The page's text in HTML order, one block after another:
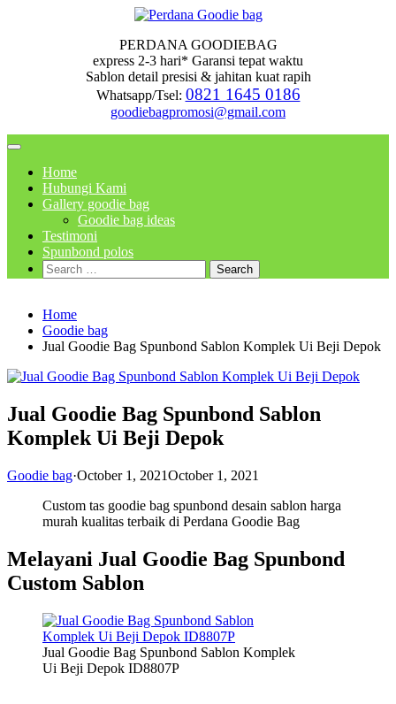
PERDANA GOODIEBAG
express 2-3 hari* Garansi tepat waktu
Sablon detail presisi & jahitan kuat rapih
Whatsapp/Tsel: 0821 1645 0186
goodiebagpromosi@gmail.com
Home
Hubungi Kami
Gallery goodie bag
Goodie bag ideas
Testimoni
Spunbond polos
Search
for:
Home
Goodie bag
Jual Goodie Bag Spunbond Sablon Komplek Ui Beji Depok
Jual Goodie Bag Spunbond Sablon
Komplek Ui Beji Depok
Goodie bag·October 1, 2021October 1, 2021
Custom tas goodie bag spunbond desain sablon harga
murah kualitas terbaik di Perdana Goodie Bag
Melayani Jual Goodie Bag Spunbond
Custom Sablon
Jual Goodie Bag Spunbond Sablon Komplek
Ui Beji Depok ID8807P